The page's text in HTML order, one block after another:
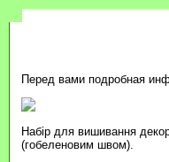
Перед вами подробная
Набір для вишивання
(гобеленовим швом).